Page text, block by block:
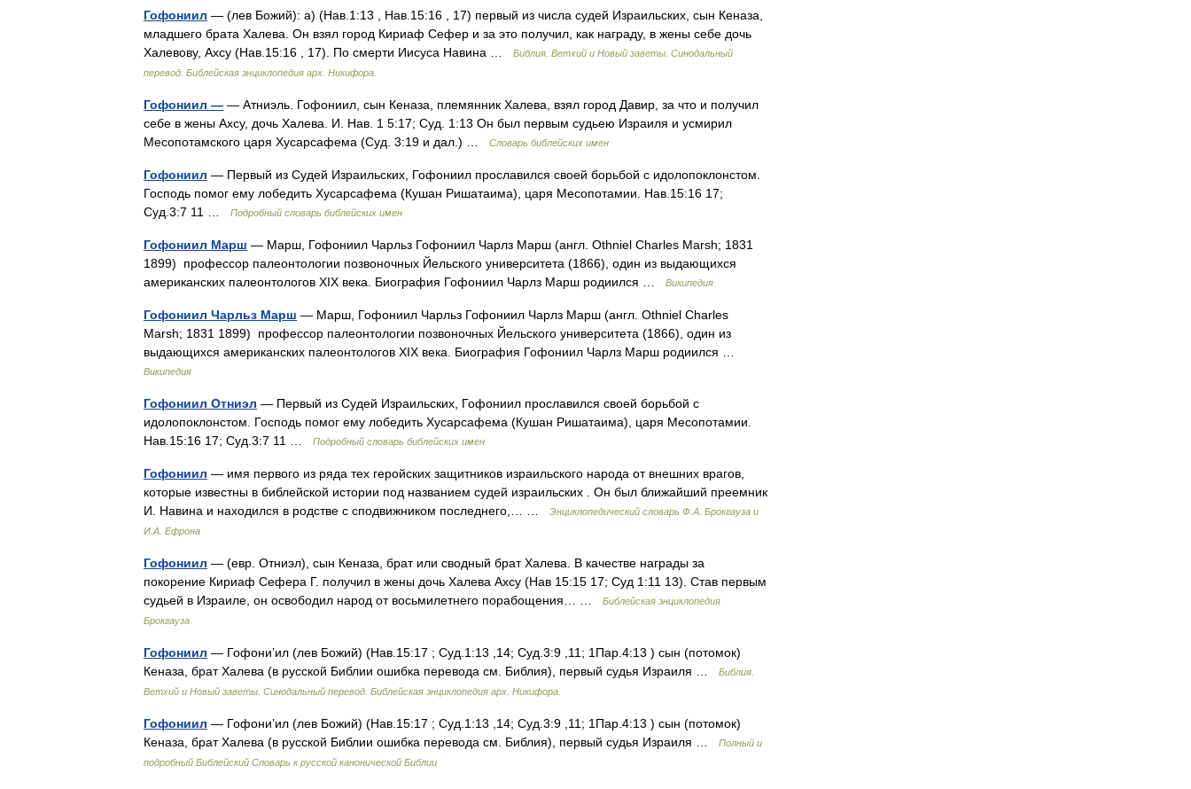
Гофониил — (лев Божий): а) (Нав.1:13 , Нав.15:16 , 17) первый из числа судей Израильских, сын Кеназа,
младшего брата Халева. Он взял город Кириаф Сефер и за это получил, как награду, в жены себе дочь
Халевову, Ахсу (Нав.15:16 , 17). По смерти Иисуса Навина …
Библия. Ветхий и Новый заветы. Синодальный
перевод. Библейская энциклопедия арх. Никифора.
Гофониил — — Атниэль. Гофониил, сын Кеназа, племянник Халева, взял город Давир, за что и получил
себе в жены Ахсу, дочь Халева. И. Нав. 1 5:17; Суд. 1:13 Он был первым судьею Израиля и усмирил
Месопотамского царя Хусарсафема (Суд. 3:19 и дал.) …
Словарь библейских имен
Гофониил — Первый из Судей Израильских, Гофониил прославился своей борьбой с идолопоклонстом.
Господь помог ему лобедить Хусарсафема (Кушан Ришатаима), царя Месопотамии. Нав.15:16 17;
Суд.3:7 11 …
Подробный словарь библейских имен
Гофониил Марш — Марш, Гофониил Чарльз Гофониил Чарлз Марш (англ. Othniel Charles Marsh; 1831
1899) профессор палеонтологии позвоночных Йельского университета (1866), один из выдающихся
американских палеонтологов XIX века. Биография Гофониил Чарлз Марш родиился …
Википедия
Гофониил Чарльз Марш — Марш, Гофониил Чарльз Гофониил Чарлз Марш (англ. Othniel Charles
Marsh; 1831 1899) профессор палеонтологии позвоночных Йельского университета (1866), один из
выдающихся американских палеонтологов XIX века. Биография Гофониил Чарлз Марш родиился …
Википедия
Гофониил Отниэл — Первый из Судей Израильских, Гофониил прославился своей борьбой с
идолопоклонстом. Господь помог ему лобедить Хусарсафема (Кушан Ришатаима), царя Месопотамии.
Нав.15:16 17; Суд.3:7 11 …
Подробный словарь библейских имен
Гофониил — имя первого из ряда тех геройских защитников израильского народа от внешних врагов,
которые известны в библейской истории под названием судей израильских . Он был ближайший преемник
И. Навина и находился в родстве с сподвижником последнего,… …
Энциклопедический словарь Ф.А. Брокгауза и
И.А. Ефрона
Гофониил — (евр. Отниэл), сын Кеназа, брат или сводный брат Халева. В качестве награды за
покорение Кириаф Сефера Г. получил в жены дочь Халева Ахсу (Нав 15:15 17; Суд 1:11 13). Став первым
судьей в Израиле, он освободил народ от восьмилетнего порабощения… …
Библейская энциклопедия
Брокгауза
Гофониил — Гофони’ил (лев Божий) (Нав.15:17 ; Суд.1:13 ,14; Суд.3:9 ,11; 1Пар.4:13 ) сын (потомок)
Кеназа, брат Халева (в русской Библии ошибка перевода см. Библия), первый судья Израиля …
Библия.
Ветхий и Новый заветы. Синодальный перевод. Библейская энциклопедия арх. Никифора.
Гофониил — Гофони’ил (лев Божий) (Нав.15:17 ; Суд.1:13 ,14; Суд.3:9 ,11; 1Пар.4:13 ) сын (потомок)
Кеназа, брат Халева (в русской Библии ошибка перевода см. Библия), первый судья Израиля …
Полный и
подробный Библейский Словарь к русской канонической Библии